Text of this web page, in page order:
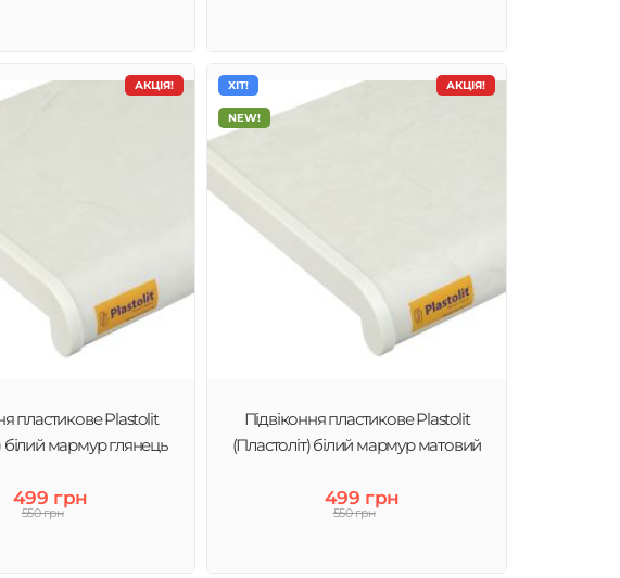
АКЦІЯ!
пластикове Plastolit
білий мармур глянець
499 грн
550 грн
АКЦІЯ!
ХІТ!
NEW!
Підвіконня пластикове Plastolit
(Пластоліт) білий мармур матовий
499 грн
550 грн